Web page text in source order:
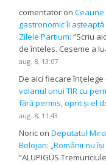
comentator onCeaune
gastronomic îi
Zilele Partium: “Scriu
de înteles. Ceseme a
aug. 8, 13:07
De aici fiecare înțelege
volanul unui TIR cu
fără permis, oprit și el
aug. 8, 11:43
Noric onDeputatul
Bolojan: „Românii nu
“ALUPIGUS